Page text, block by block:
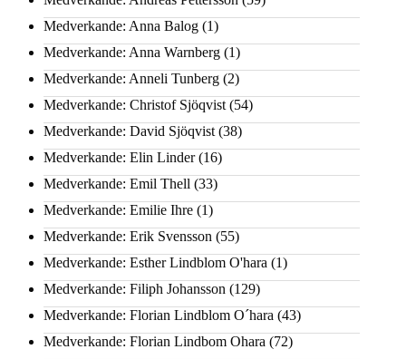
Medverkande: Anna Balog (1)
Medverkande: Anna Warnberg (1)
Medverkande: Anneli Tunberg (2)
Medverkande: Christof Sjöqvist (54)
Medverkande: David Sjöqvist (38)
Medverkande: Elin Linder(16)
Medverkande: Emil Thell (33)
Medverkande: Emilie Ihre (1)
Medverkande: Erik Svensson (55)
Medverkande: Esther Lindblom O'hara (1)
Medverkande: Filiph Johansson (129)
Medverkande: Florian Lindblom O´hara (43)
Medverkande: Florian Lindbom Ohara (72)